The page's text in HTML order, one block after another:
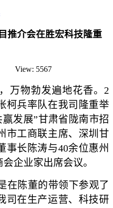
推介会在胜宏科技隆重
View: 5567
万物勃发遍地花香。2
柯兵率队在我司隆重举
发展”甘肃省陇南市招
市工商联主席、深圳甘
事长陈涛与40余位惠州
企业家出席会议。
在陈董的带领下参观了
司在生产运营、科技研